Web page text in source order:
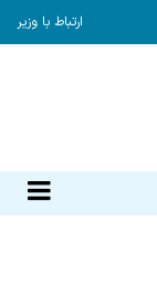
ارتباط با وزیر